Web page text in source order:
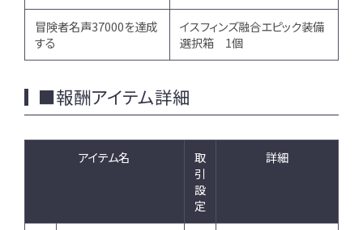
冒険者名声37000を達成
する
イスフィンズ融合エピック装備
選択箱 1個
■報酬アイテム詳細
アイテム名
取
引
設
定
詳細